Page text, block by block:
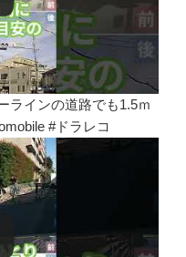
ラインの道路でも1.5ｍ
#ドラレコ